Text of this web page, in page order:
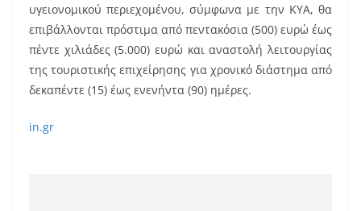
υγειονομικού περιεχομένου, σύμφωνα με την ΚΥΑ, θα
επιβάλλονται πρόστιμα από πεντακόσια (500) ευρώ έως
πέντε χιλιάδες (5.000) ευρώ και αναστολή λειτουργίας
της τουριστικής επιχείρησης για χρονικό διάστημα από
δεκαπέντε (15) έως ενενήντα (90) ημέρες.
in.gr